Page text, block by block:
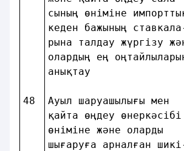
48
сының өнiмiне
кеден бажының
рына талдау жүргiзу
олардың ең
Ауыл шаруашылығы
қайта өңдеу
өнiмiне және
шығаруға арналған